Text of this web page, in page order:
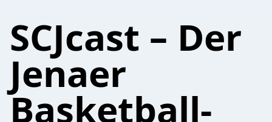
SCJcast – Der
Jenaer
Basketball-